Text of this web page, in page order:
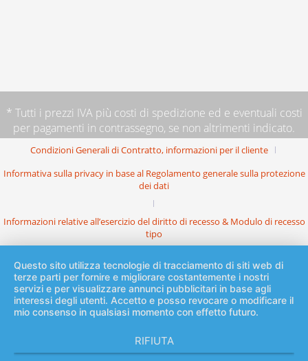
* Tutti i prezzi IVA più costi di spedizione ed e eventuali costi
per pagamenti in contrassegno, se non altrimenti indicato.
Condizioni Generali di Contratto, informazioni per il cliente
Informativa sulla privacy in base al Regolamento generale sulla protezione
dei dati
Informazioni relative all’esercizio del diritto di recesso & Modulo di recesso
tipo
Questo sito utilizza tecnologie di tracciamento di siti web di
terze parti per fornire e migliorare costantemente i nostri
servizi e per visualizzare annunci pubblicitari in base agli
interessi degli utenti. Accetto e posso revocare o modificare il
mio consenso in qualsiasi momento con effetto futuro.
RIFIUTA